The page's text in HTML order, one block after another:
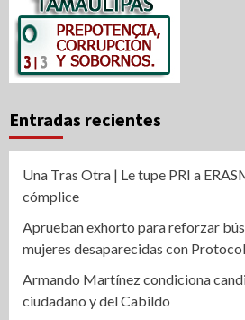
Entradas recientes
Una Tras Otra | Le tupe PRI a
cómplice
Aprueban exhorto para reforzar
mujeres desaparecidas con
Armando Martínez condiciona
ciudadano y del Cabildo